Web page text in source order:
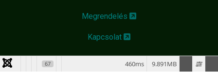
Megrendelés
Kapcsolat
67 9.891MB
460ms